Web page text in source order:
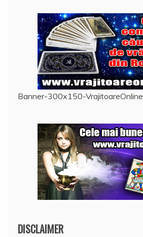
Banner-300x150-VrajitoareOnline
DISCLAIMER